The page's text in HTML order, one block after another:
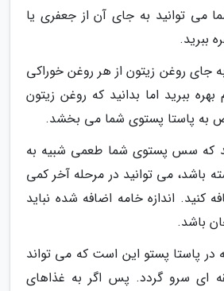
می توانید به جای آن از جعفری یا
ببرید.
جای روغن زیتون از هر روغن خوراکی
ببرید اما بدانید که روغن زیتون
به پاستا پستوی شما می بخشد.
که سس پستوی شما طعمی شبیه به
باشد، می توانید در مرحله آخر کمی
کنید. اندازه خامه اضافه شده نباید
در پاستا پستو این است که می تواند
ای سرو گردد. پس اگر به غذاهای